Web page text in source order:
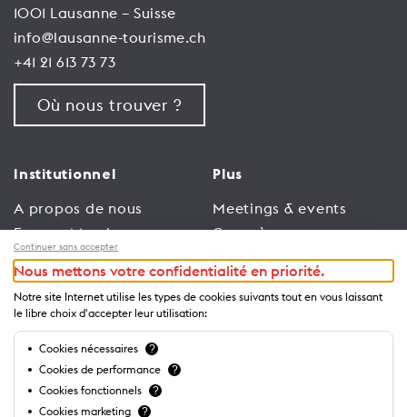
1001 Lausanne – Suisse
info@lausanne-tourisme.ch
+41 21 613 73 73
Où nous trouver ?
Institutionnel
A propos de nous
Espace Membres
Emploi
Conditions générales
d’utilisation
Politique de
confidentialité
Plus
Meetings & events
Congrès
Trade
Espace Médias
Annonceurs
Brochures et guides
Continuer sans accepter
Nous mettons votre confidentialité en priorité.
Notre site Internet utilise les types de cookies suivants tout en vous laissant
le libre choix d'accepter leur utilisation:
Cookies nécessaires ?
Cookies de performance ?
Cookies fonctionnels ?
Cookies marketing ?